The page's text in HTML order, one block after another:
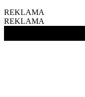
REKLAMA
REKLAMA